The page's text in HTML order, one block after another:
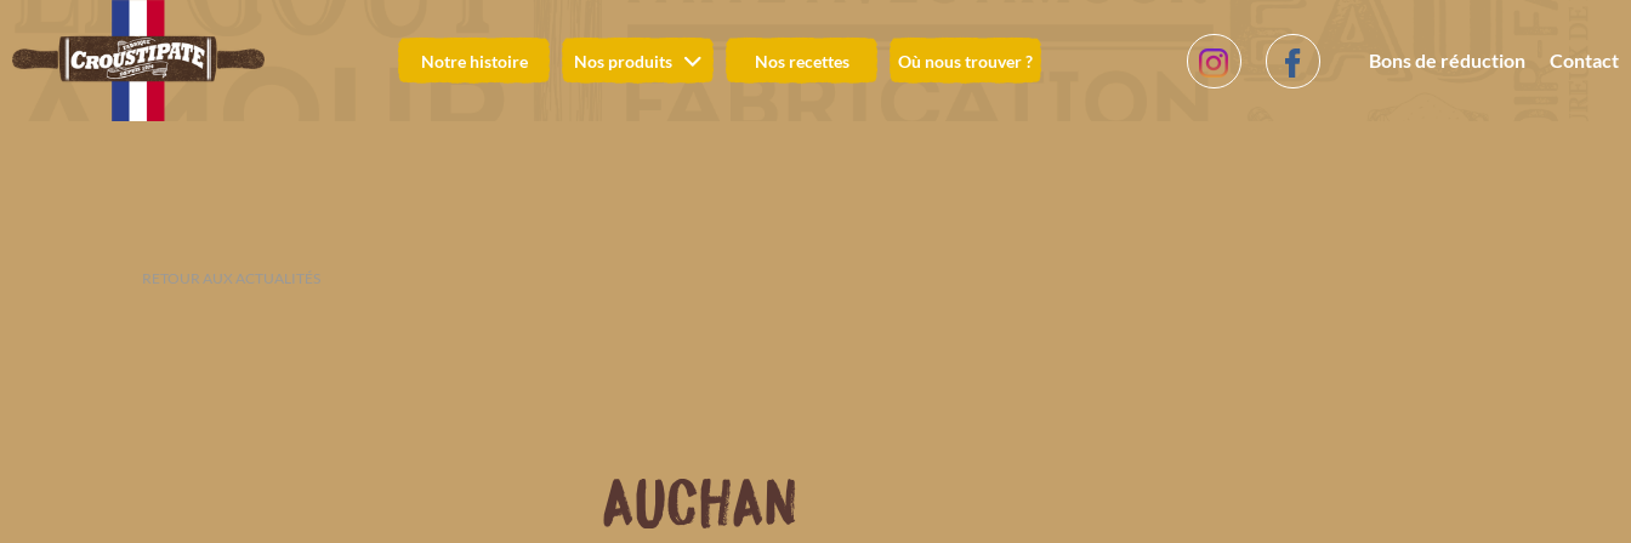
Notre histoire Nos produits Nos recettes Où nous trouver ? Bons de réduction Contact
RETOUR AUX ACTUALITÉS
AUCHAN